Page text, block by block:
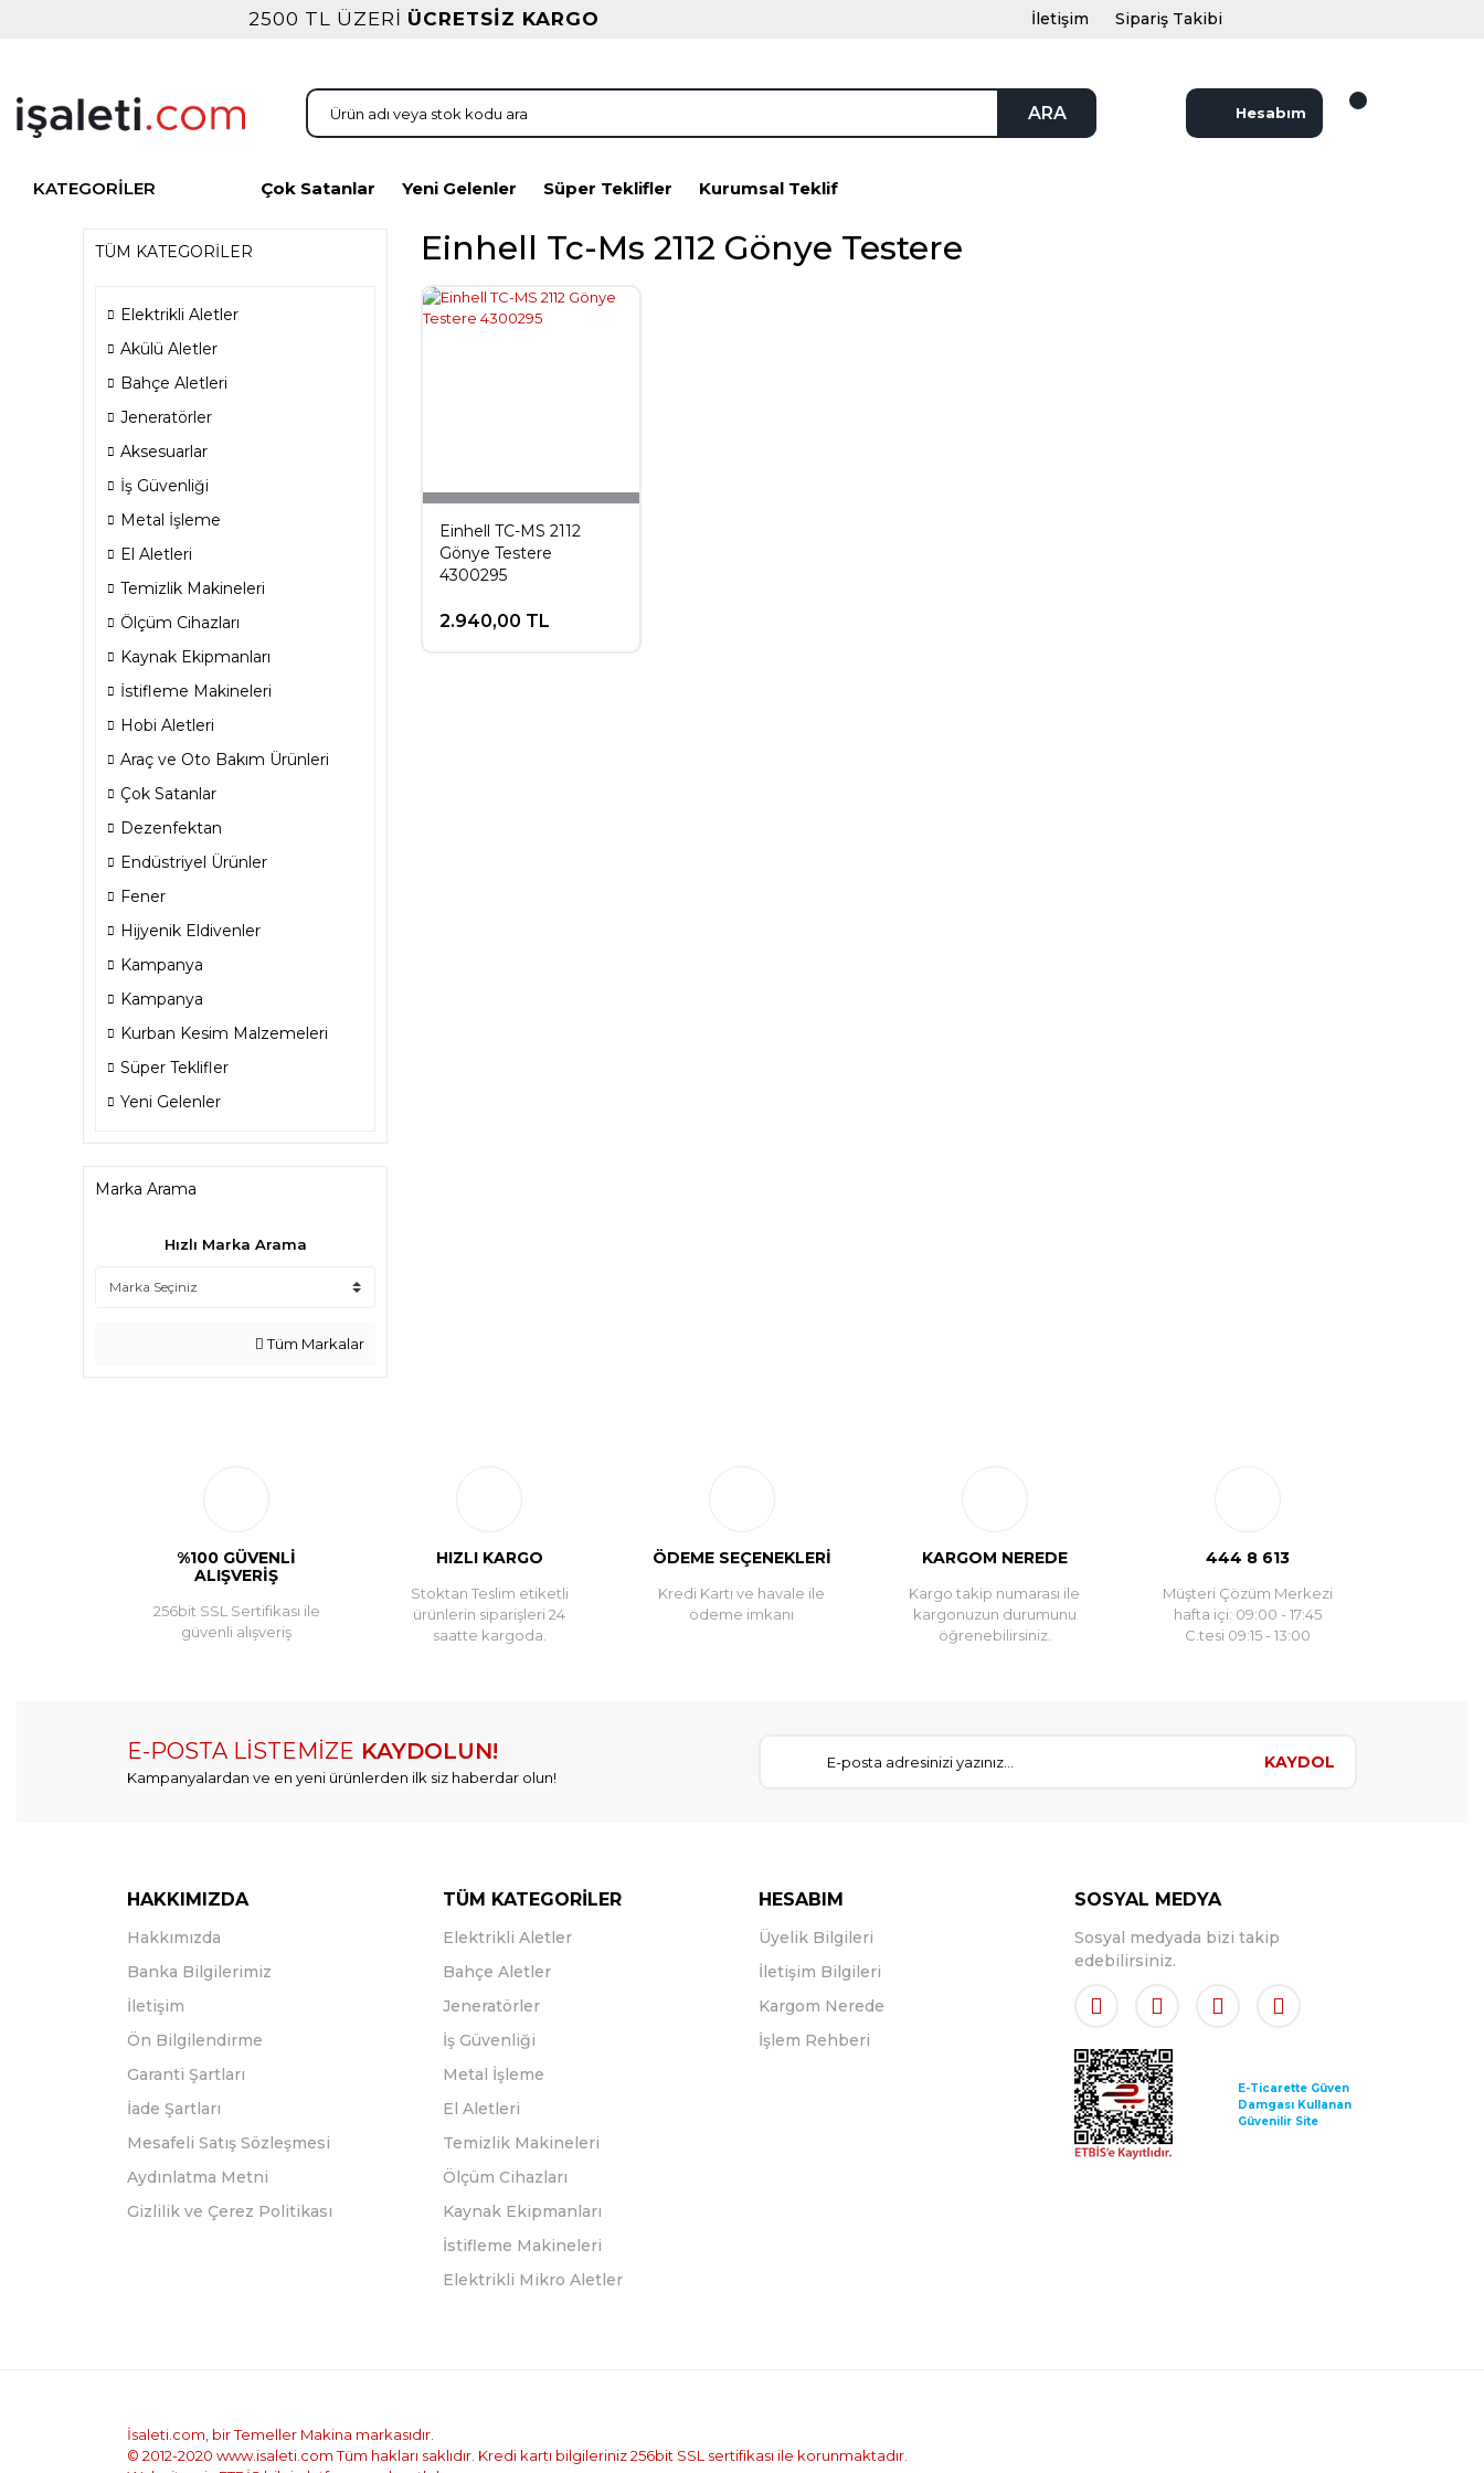
2500 TL ÜZERİ ÜCRETSİZ KARGO İletişim Sipariş Takibi
ARA Hesabım
KATEGORİLER Çok Satanlar Yeni Gelenler Süper Teklifler Kurumsal Teklif
TÜM KATEGORİLER
Elektrikli Aletler
Akülü Aletler
Bahçe Aletleri
Jeneratörler
Aksesuarlar
İş Güvenliği
Metal İşleme
El Aletleri
Temizlik Makineleri
Ölçüm Cihazları
Kaynak Ekipmanları
İstifleme Makineleri
Hobi Aletleri
Araç ve Oto Bakım Ürünleri
Çok Satanlar
Dezenfektan
Endüstriyel Ürünler
Fener
Hijyenik Eldivenler
Kampanya
Kampanya
Kurban Kesim Malzemeleri
Süper Teklifler
Yeni Gelenler
Marka Arama
Hızlı Marka Arama
Tüm Markalar
Einhell Tc-Ms 2112 Gönye Testere
Einhell TC-MS 2112
Gönye Testere
4300295
2.940,00 TL
%100 GÜVENLİ
ALIŞVERİŞ
256bit SSL Sertifikası ile
güvenli alışveriş
HIZLI KARGO
Stoktan Teslim etiketli
ürünlerin siparişleri 24
saatte kargoda.
ÖDEME SEÇENEKLERİ
Kredi Kartı ve havale ile
ödeme imkanı
KARGOM NEREDE
Kargo takip numarası ile
kargonuzun durumunu
öğrenebilirsiniz.
444 8 613
Müşteri Çözüm Merkezi
hafta içi: 09:00 - 17:45
C.tesi 09:15 - 13:00
E-POSTA LİSTEMİZE KAYDOLUN!
Kampanyalardan ve en yeni ürünlerden ilk siz haberdar olun!
KAYDOL
HAKKIMIZDA
Hakkımızda
Banka Bilgilerimiz
İletişim
Ön Bilgilendirme
Garanti Şartları
İade Şartları
Mesafeli Satış Sözleşmesi
Aydınlatma Metni
Gizlilik ve Çerez Politikası
TÜM KATEGORİLER
Elektrikli Aletler
Bahçe Aletler
Jeneratörler
İş Güvenliği
Metal İşleme
El Aletleri
Temizlik Makineleri
Ölçüm Cihazları
Kaynak Ekipmanları
İstifleme Makineleri
Elektrikli Mikro Aletler
HESABIM
Üyelik Bilgileri
İletişim Bilgileri
Kargom Nerede
İşlem Rehberi
SOSYAL MEDYA
Sosyal medyada bizi takip
edebilirsiniz.
E-Ticarette Güven
Damgası Kullanan
Güvenilir Site
İsaleti.com, bir Temeller Makina markasıdır.
© 2012-2020 www.isaleti.com Tüm hakları saklıdır. Kredi kartı bilgileriniz 256bit SSL sertifikası ile korunmaktadır.